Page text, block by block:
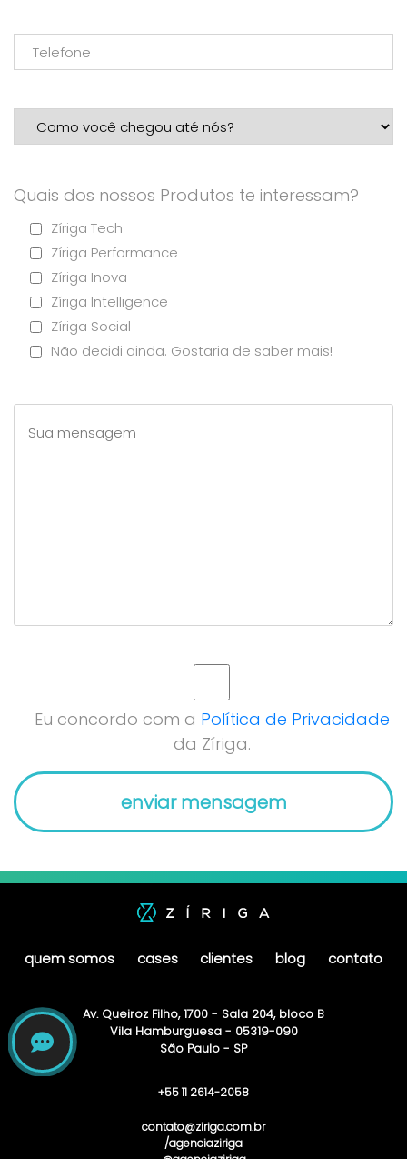
Quais dos nossos Produtos te interessam?
Zíriga Tech
Zíriga Performance
Zíriga Inova
Zíriga Intelligence
Zíriga Social
Não decidi ainda. Gostaria de saber mais!
Eu concordo com a Política de Privacidade
da Zíriga.
quem somos cases clientes blog contato
Av. Queiroz Filho, 1700 - Sala 204, bloco B
Vila Hamburguesa - 05319-090
São Paulo - SP
+55 11 2614-2058
contato@ziriga.com.br
/agenciaziriga